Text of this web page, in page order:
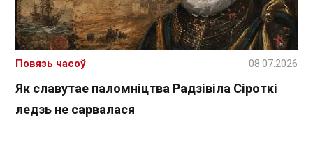
Як славутае паломніцтва Радзівіла Сіроткі
ледзь не сарвалася
Повязь часоў 08.07.2026